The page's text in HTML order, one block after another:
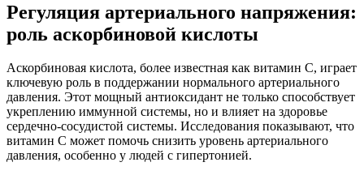
Регуляция артериального напряжения:
роль аскорбиновой кислоты
Аскорбиновая кислота, более известная как витамин C, играет
ключевую роль в поддержании нормального артериального
давления. Этот мощный антиоксидант не только способствует
укреплению иммунной системы, но и влияет на здоровье
сердечно-сосудистой системы. Исследования показывают, что
витамин C может помочь снизить уровень артериального
давления, особенно у людей с гипертонией.